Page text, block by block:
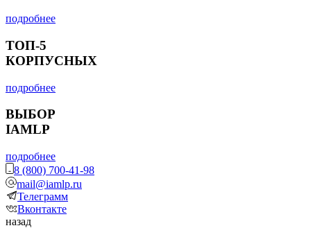
подробнее
ТОП-5
КОРПУСНЫХ
подробнее
ВЫБОР
IAMLP
подробнее
8 (800) 700-41-98
mail@iamlp.ru
Телеграмм
Вконтакте
назад